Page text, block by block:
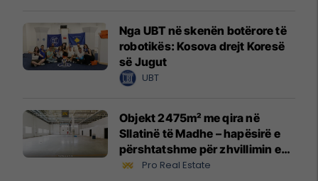
Nga UBT në skenën botërore të
robotikës: Kosova drejt Koresë
së Jugut
UBT
Objekt 2475m² me qira në
Sllatinë të Madhe – hapësirë e
përshtatshme për zhvillimin e
biznesit #16068
Pro Real Estate